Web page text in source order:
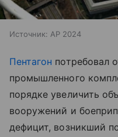
Источник: AP 2024
Пентагон потребовал
промышленного
порядке увеличить
вооружений и
дефицит, возникший